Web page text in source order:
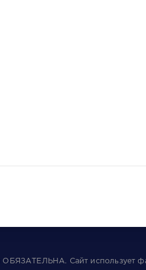
ОБЯЗАТЕЛЬНА. Сайт использует